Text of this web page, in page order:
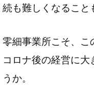
続も難しくなること
零細事業所こそ、こ
コロナ後の経営に大
うか。